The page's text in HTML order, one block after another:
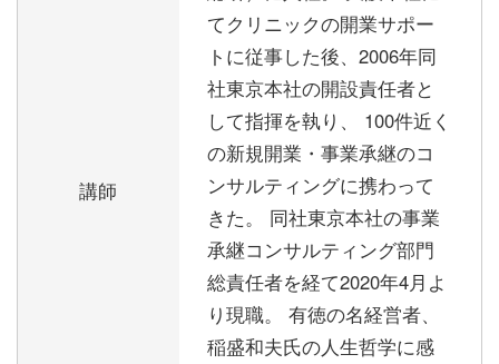
講師
てクリニックの開業サポー
トに従事した後、2006年同
社東京本社の開設責任者と
して指揮を執り、 100件近く
の新規開業・事業承継のコ
ンサルティングに携わって
きた。 同社東京本社の事業
承継コンサルティング部門
総責任者を経て2020年4月よ
り現職。 有徳の名経営者、
稲盛和夫氏の人生哲学に感